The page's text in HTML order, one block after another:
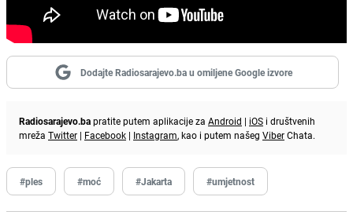
Dodajte Radiosarajevo.ba u omiljene Google izvore
Radiosarajevo.bapratite putem aplikacije za Android | iOS i društvenih
mreža Twitter | Facebook | Instagram, kao i putem našeg ViberChata.
#ples #moć #Jakarta #umjetnost